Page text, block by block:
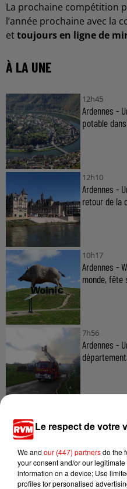
La prochaine compétition
l’année prochaine avec la
ettoujours en ligne de
À LA UNE
12h45
Ardennes -
potable
12h10
Ardennes -
retour de la
10h17
Ardennes -
monde, fête
7h56
Ardennes -
TITRES DIFFUSÉS
Le respect de votre
We and our (447) partnersdo the
your consent and/or our
information on a device; Use
profiles for personalised